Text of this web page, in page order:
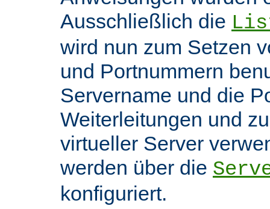
Ausschließlich die
wird nun zum Setzen
und Portnummern
Servername und die
Weiterleitungen und
virtueller Server
werden über die
konfiguriert.